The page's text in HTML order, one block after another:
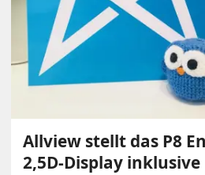
Allview stellt das P8
2,5D-Display inklusive